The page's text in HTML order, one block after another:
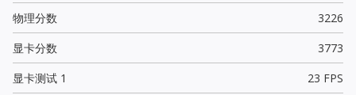
物理分数
3226
显卡分数
3773
显卡测试 1
23 FPS